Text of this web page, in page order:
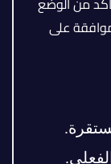
على